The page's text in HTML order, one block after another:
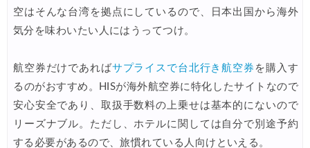
04/01 エアトリ) 海外ホテル 最大30,000円OFFクーポン
04/01 JTB) JAL便(航空券+ホテル) 最大20,000円OFFクーポン
04/01 JTB) 大韓航空便(航空券+ホテル) 最大20,000円OFFクーポン
JTB) チャイナエアライン便(航空券+ホテル) 最大20,000円OFFクー
04/01 JTB) エバー航空便(航空券+ホテル) 最大20,000円OFFクー
空はそんな台湾を拠点にしているので、日本出国から海外
気分を味わいたい人にはうってつけ。
航空券だけであればサプライスで台北行き航空券 を購入す
るのがおすすめ。HISが海外航空券に特化したサイトなので
安心安全であり、取扱手数料の上乗せは基本的にないので
リーズナブル。ただし、ホテルに関しては自分で別途予約
する必要があるので、旅慣れている人向けといえる。